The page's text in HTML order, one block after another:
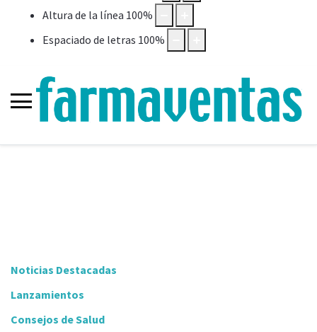
Altura de la línea 100%
Espaciado de letras 100%
Noticias Destacadas
Lanzamientos
Consejos de Salud